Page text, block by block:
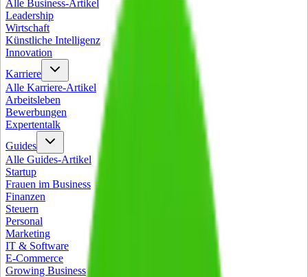
Alle Business-Artikel
Leadership
Wirtschaft
Künstliche Intelligenz
Innovation
Karriere
Alle Karriere-Artikel
Arbeitsleben
Bewerbungen
Expertentalk
Guides
Alle Guides-Artikel
Startup
Frauen im Business
Finanzen
Steuern
Personal
Marketing
IT & Software
E-Commerce
Growing Business